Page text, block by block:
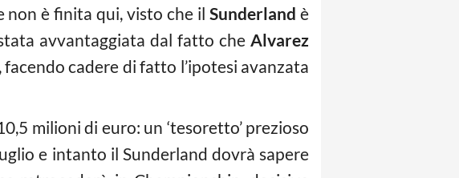
non è finita qui, visto che ilSunderland è
avvantaggiata dal fatto che Alvarez
cadere di fatto l’ipotesi avanzata
milioni di euro: un ‘tesoretto’ prezioso
e intanto il Sunderland dovrà sapere